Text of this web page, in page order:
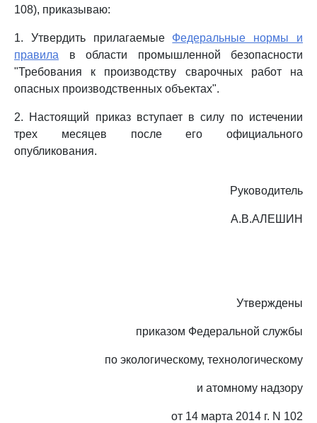
108), приказываю:
1. Утвердить прилагаемые Федеральные нормы и
правила в области промышленной безопасности
"Требования к производству сварочных работ на
опасных производственных объектах".
2. Настоящий приказ вступает в силу по истечении
трех месяцев после его официального
опубликования.
Руководитель
А.В.АЛЕШИН
Утверждены
приказом Федеральной службы
по экологическому, технологическому
и атомному надзору
от 14 марта 2014 г. N 102